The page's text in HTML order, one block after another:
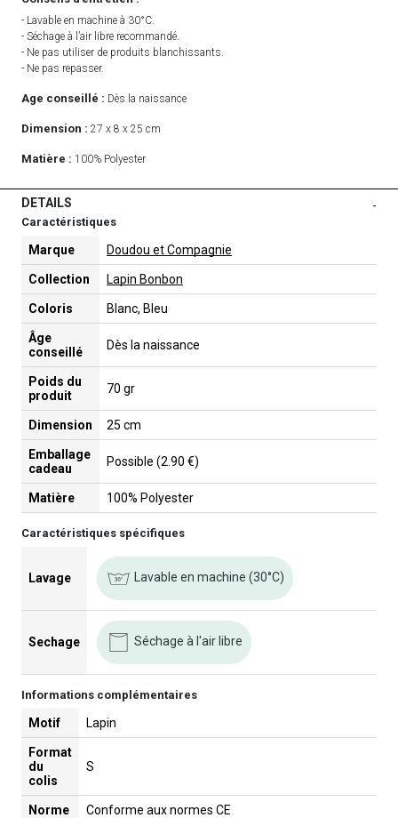
- Lavable en machine à 30°C.
- Séchage à l’air libre recommandé.
- Ne pas utiliser de produits blanchissants.
- Ne pas repasser.
Age conseillé : Dès la naissance
Dimension : 27 x 8 x 25 cm
Matière : 100% Polyester
DETAILS -
Caractéristiques
Marque Doudou et Compagnie
Collection Lapin Bonbon
Coloris Blanc, Bleu
Âge
conseillé
Dès la naissance
Poids du
produit
70 gr
Dimension 25 cm
Emballage
cadeau
Possible (2.90 €)
Matière 100% Polyester
Caractéristiques spécifiques
Lavage Lavable en machine (30°C)
Sechage Séchage à l'air libre
Informations complémentaires
Motif Lapin
Format
du
colis
S
Norme Conforme aux normes CE